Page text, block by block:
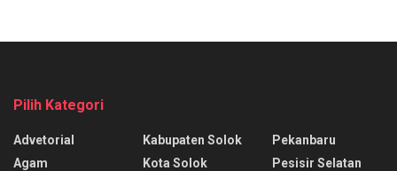
Pilih Kategori
Advetorial
Agam
Kabupaten Solok
Kota Solok
Pekanbaru
Pesisir Selatan